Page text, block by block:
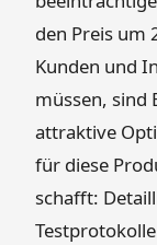
den Preis um
Kunden und
müssen, sind
attraktive
für diese
schafft: